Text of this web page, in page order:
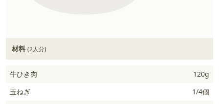
材料 (2人分)
牛ひき肉
120g
玉ねぎ
1/4個